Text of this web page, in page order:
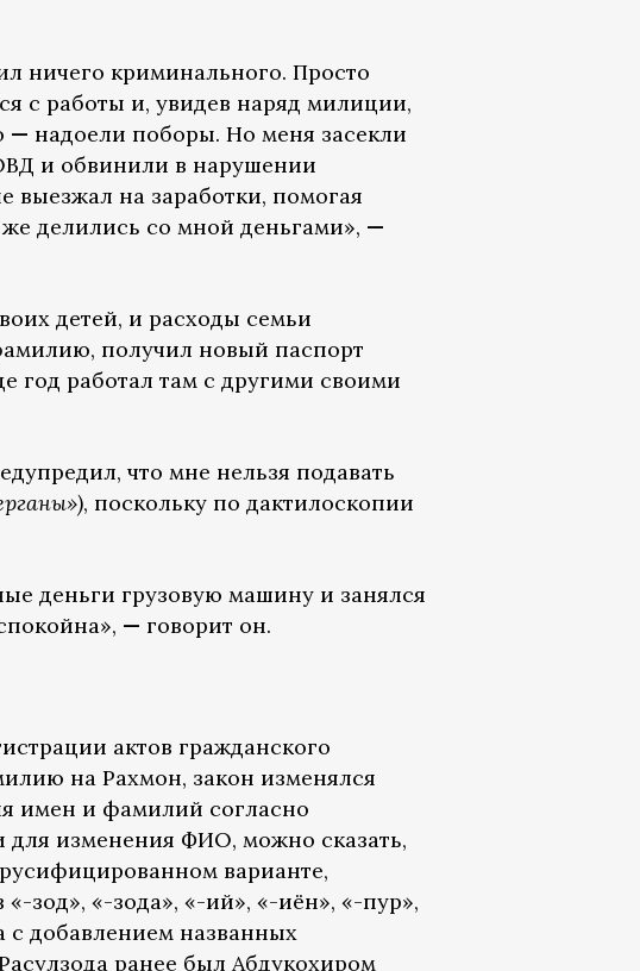
ничего криминального. Просто
с работы и, увидев наряд милиции,
— надоели поборы. Но меня засекли
и обвинили в нарушении
выезжал на заработки, помогая
делились со мной деньгами», —
детей, и расходы семьи
получил новый паспорт
год работал там с другими своими
что мне нельзя подавать
, поскольку по дактилоскопии
деньги грузовую машину и занялся
— говорит он.
актов гражданского
на Рахмон, закон изменялся
имен и фамилий согласно
изменения ФИО, можно сказать,
варианте,
зод», «-зода», «-ий», «-иён», «-пур»,
с добавлением названных
ранее был Абдукохиром